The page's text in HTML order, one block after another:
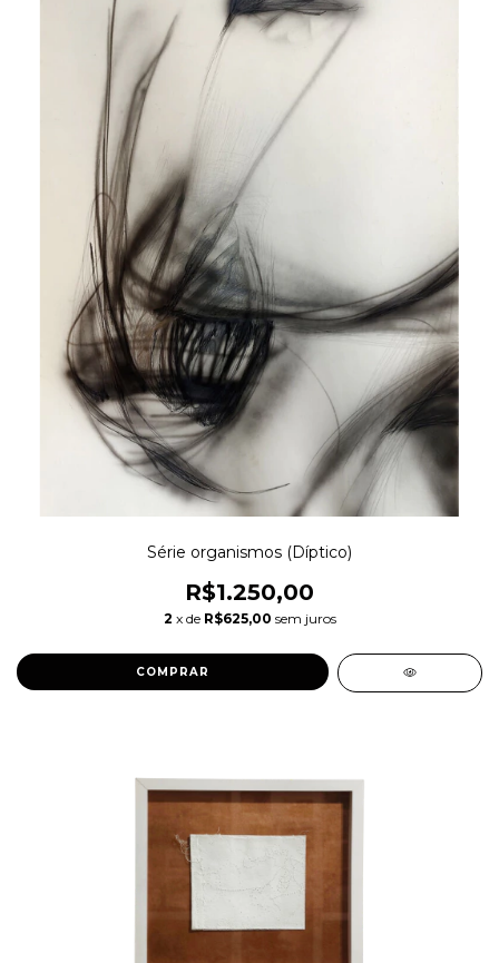
Série organismos (Díptico)
R$1.250,00
2 x de R$625,00 sem juros